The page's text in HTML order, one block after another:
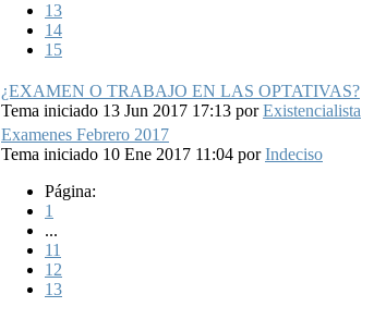
13
14
15
¿EXAMEN O TRABAJO EN LAS OPTATIVAS?
Tema iniciado 13 Jun 2017 17:13 porExistencialista
Examenes Febrero 2017
Tema iniciado 10 Ene 2017 11:04 porIndeciso
Página:
1
...
11
12
13